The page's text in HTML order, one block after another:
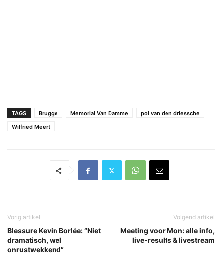
TAGS Brugge Memorial Van Damme
pol van den driessche
Wilfried Meert
Vorig artikel
Blessure Kevin Borlée: “Niet
dramatisch, wel
onrustwekkend”
Volgend artikel
Meeting voor Mon: alle info,
live-results & livestream